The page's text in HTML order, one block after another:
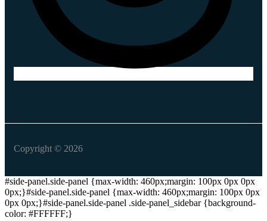
Copyright © 2026
#side-panel.side-panel {max-width: 460px;margin: 100px 0px 0px
0px;}#side-panel.side-panel {max-width: 460px;margin: 100px 0px
0px 0px;}#side-panel.side-panel .side-panel_sidebar {background-
color: #FFFFFF;}